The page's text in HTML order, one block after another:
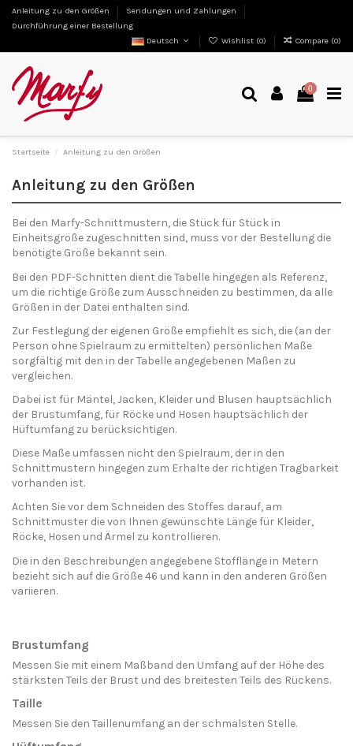
Anleitung zu den Größen
Sendungen und Zahlungen
Durchführung einer Bestellung
Deutsch
Wishlist (0) Compare (0)
0
Startseite Anleitung zu den Größen
Anleitung zu den Größen
Bei den Marfy-Schnittmustern, die Stück für Stück in
Einheitsgröße zugeschnitten sind, muss vor der Bestellung die
benötigte Größe bekannt sein.
Bei den PDF-Schnitten dient die Tabelle hingegen als Referenz,
um die richtige Größe zum Ausschneiden zu bestimmen, da alle
Größen in der Datei enthalten sind.
Zur Festlegung der eigenen Größe empfiehlt es sich, die (an der
Person ohne Spielraum zu ermittelten) persönlichen Maße
sorgfältig mit den in der Tabelle angegebenen Maßen zu
vergleichen.
Dabei ist für Mäntel, Jacken, Kleider und Blusen hauptsächlich
der Brustumfang, für Röcke und Hosen hauptsächlich der
Hüftumfang zu berücksichtigen.
Diese Maße umfassen nicht den Spielraum, der in den
Schnittmustern hingegen zum Erhalte der richtigen Tragbarkeit
vorhanden ist.
Achten Sie vor dem Schneiden des Stoffes darauf, am
Schnittmuster die von Ihnen gewünschte Länge für Kleider,
Röcke, Hosen und Ärmel zu kontrollieren.
Die in den Beschreibungen angegebene Stofflänge in Metern
bezieht sich auf die Größe 46 und kann in den anderen Größen
variieren.
Brustumfang
Messen Sie mit einem Maßband den Umfang auf der Höhe des
stärksten Teils der Brust und des breitesten Teils des Rückens.
Taille
Messen Sie den Taillenumfang an der schmalsten Stelle.